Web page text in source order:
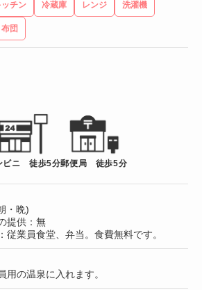
ッチン 冷蔵庫 レンジ 洗濯機
布団
ビニ 徒歩5分郵便局 徒歩5分
・晩)
提供：無
従業員食堂、弁当。食費無料です。
用の温泉に入れます。